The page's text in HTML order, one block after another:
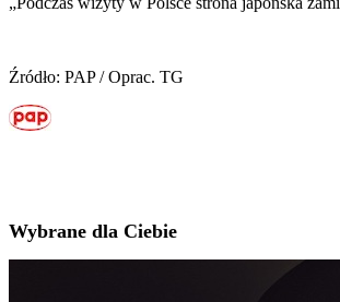
Źródło: PAP / Oprac. TG
Wybrane dla Ciebie